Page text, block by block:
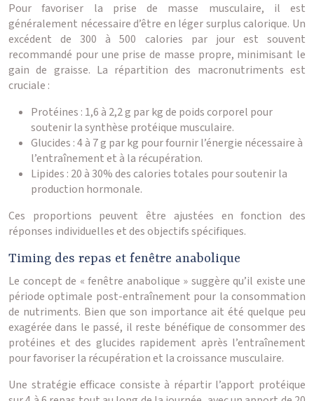
Pour favoriser la prise de masse musculaire, il est
généralement nécessaire d’être en léger surplus calorique. Un
excédent de 300 à 500 calories par jour est souvent
recommandé pour une prise de masse propre, minimisant le
gain de graisse. La répartition des macronutriments est
cruciale :
Protéines : 1,6 à 2,2 g par kg de poids corporel pour
soutenir la synthèse protéique musculaire.
Glucides : 4 à 7 g par kg pour fournir l’énergie nécessaire à
l’entraînement et à la récupération.
Lipides : 20 à 30% des calories totales pour soutenir la
production hormonale.
Ces proportions peuvent être ajustées en fonction des
réponses individuelles et des objectifs spécifiques.
Timing des repas et fenêtre anabolique
Le concept de « fenêtre anabolique » suggère qu’il existe une
période optimale post-entraînement pour la consommation
de nutriments. Bien que son importance ait été quelque peu
exagérée dans le passé, il reste bénéfique de consommer des
protéines et des glucides rapidement après l’entraînement
pour favoriser la récupération et la croissance musculaire.
Une stratégie efficace consiste à répartir l’apport protéique